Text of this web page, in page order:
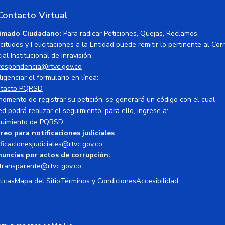
Virtual
Ciudadano: Para radicar Peticiones, Quejas, Reclamos,
y Felicitaciones a la Entidad puede remitir lo pertinente al
Institucional de Inravisión
el formulario en línea:
PQRSD
de registrar su petición, se generará un código con el cual
podrá realizar el seguimiento, para ello, ingrese a:
de PQRSD
para notificaciones judiciales
por actos de corrupción:
Mapa del SitioTérminos y CondicionesAccesibilidad